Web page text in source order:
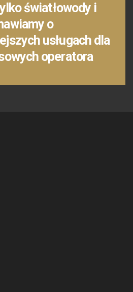
światłowody i
o
usługach dla
operatora